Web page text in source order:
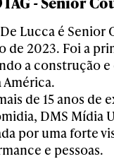
Lucca é Senior
de 2023. Foi a
a construção
América.
de 15 anos
DMS Mídia
por uma forte
e pessoas.